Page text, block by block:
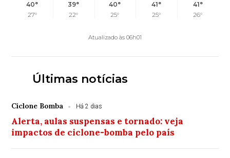
40°
27°
39°
22°
40°
25°
41°
25°
41°
26°
Atualizado às 06h01
Últimas notícias
Ciclone Bomba Há 2 dias
Alerta, aulas suspensas e tornado: veja
impactos de ciclone-bomba pelo país